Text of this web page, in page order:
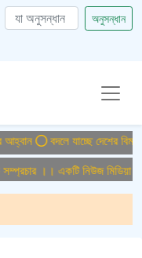
অনুসন্ধান
বদলে যাচ্ছে দেশের বিমান ও
।। একটি নিউজ মিডিয়া